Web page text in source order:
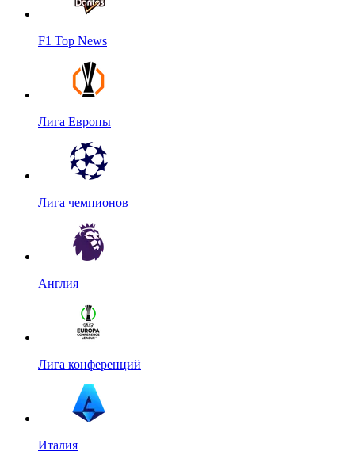
F1 Top News
Лига Европы
Лига чемпионов
Англия
Лига конференций
Италия